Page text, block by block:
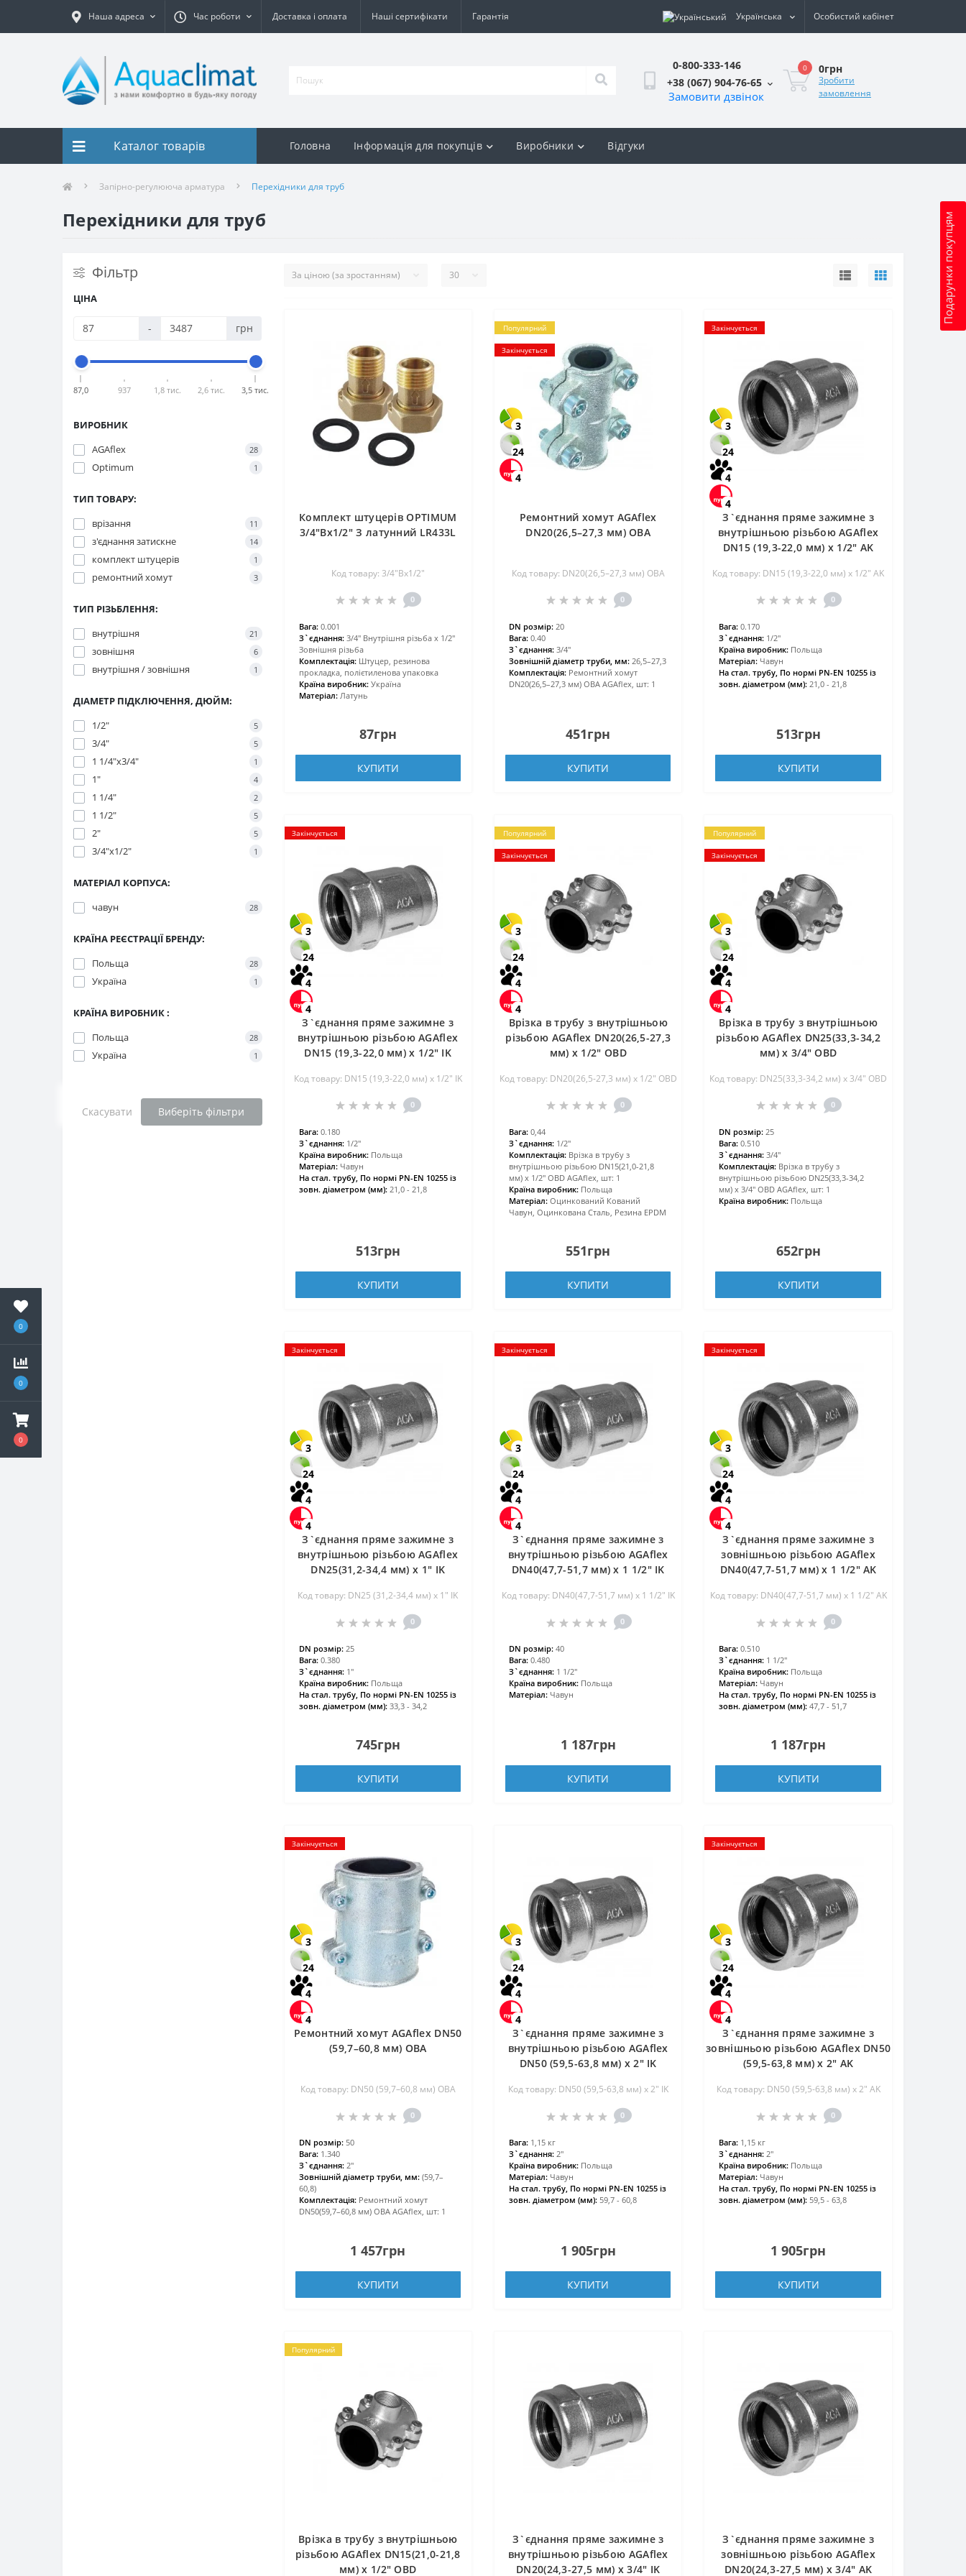
0
0
0
Наша адреса Час роботи Доставка і оплата Наші сертифікати Гарантія Українська Особистий кабінет
0-800-333-146
+38 (067) 904-76-65
Замовити дзвінок
0 0грн
Зробити
замовлення
Подарунки покупцям
Каталог товарів Головна Інформація для покупців Виробники Відгуки
Запірно-регулююча арматура Перехідники для труб
Перехідники для труб
Фільтр
ЦІНА
- грн
87,0 937 1,8 тис. 2,6 тис. 3,5 тис.
ВИРОБНИК
AGAflex
28
Optimum 1
ТИП ТОВАРУ:
врізання
11
з'єднання затискне 14
комплект штуцерів 1
ремонтний хомут 3
ТИП РІЗЬБЛЕННЯ:
внутрішня
21
зовнішня 6
внутрішня / зовнішня 1
ДІАМЕТР ПІДКЛЮЧЕННЯ, ДЮЙМ:
1/2″
5
3/4″ 5
1 1/4″х3/4″ 1
1″ 4
1 1/4″ 2
1 1/2″ 5
2″ 5
3/4″x1/2″ 1
МАТЕРІАЛ КОРПУСА:
чавун
28
КРАЇНА РЕЄСТРАЦІЇ БРЕНДУ:
Польща
28
Україна 1
КРАЇНА ВИРОБНИК :
Польща
28
Україна 1
Скасувати Виберіть фільтри
Комплект штуцерів OPTIMUM
3/4″Вх1/2″ З латунний LR433L
Код товару: 3/4″Вх1/2″
0
Вага: 0.001
З`єднання: 3/4″ Внутрішня різьба х 1/2″
Зовнішня різьба
Комплектація: Штуцер, резинова
прокладка, полієтиленова упаковка
Країна виробник: Україна
Матеріал: Латунь
87грн
КУПИТИ
Популярний
Закінчується
3
24
4
Ремонтний хомут AGAflex
DN20(26,5–27,3 мм) OBA
Код товару: DN20(26,5–27,3 мм) OBA
0
DN розмір: 20
Вага: 0.40
З`єднання: 3/4″
Зовнішній діаметр труби, мм: 26,5–27,3
Комплектація: Ремонтний хомут
DN20(26,5–27,3 мм) OBA AGAflex, шт: 1
451грн
КУПИТИ
Закінчується
3
24
4
4
З`єднання пряме зажимне з
внутрішньою різьбою AGAflex
DN15 (19,3-22,0 мм) х 1/2″ AK
Код товару: DN15 (19,3-22,0 мм) х 1/2″ AK
0
Вага: 0.170
З`єднання: 1/2″
Країна виробник: Польща
Матеріал: Чавун
На стал. трубу, По нормі PN-EN 10255 із
зовн. діаметром (мм): 21,0 - 21,8
513грн
КУПИТИ
Закінчується
3
24
4
4
З`єднання пряме зажимне з
внутрішньою різьбою AGAflex
DN15 (19,3-22,0 мм) х 1/2″ IK
Код товару: DN15 (19,3-22,0 мм) х 1/2″ IK
0
Вага: 0.180
З`єднання: 1/2″
Країна виробник: Польща
Матеріал: Чавун
На стал. трубу, По нормі PN-EN 10255 із
зовн. діаметром (мм): 21,0 - 21,8
513грн
КУПИТИ
Популярний
Закінчується
3
24
4
4
Врізка в трубу з внутрішньою
різьбою AGAflex DN20(26,5-27,3
мм) х 1/2″ OBD
Код товару: DN20(26,5-27,3 мм) х 1/2″ OBD
0
Вага: 0,44
З`єднання: 1/2″
Комплектація: Врізка в трубу з
внутрішньою різьбою DN15(21,0-21,8
мм) х 1/2″ OBD AGAflex, шт: 1
Країна виробник: Польща
Матеріал: Оцинкований Кований
Чавун, Оцинкована Сталь, Резина EPDM
551грн
КУПИТИ
Популярний
Закінчується
3
24
4
4
Врізка в трубу з внутрішньою
різьбою AGAflex DN25(33,3-34,2
мм) х 3/4″ OBD
Код товару: DN25(33,3-34,2 мм) х 3/4″ OBD
0
DN розмір: 25
Вага: 0.510
З`єднання: 3/4″
Комплектація: Врізка в трубу з
внутрішньою різьбою DN25(33,3-34,2
мм) х 3/4″ OBD AGAflex, шт: 1
Країна виробник: Польща
652грн
КУПИТИ
Закінчується
3
24
4
4
З`єднання пряме зажимне з
внутрішньою різьбою AGAflex
DN25(31,2-34,4 мм) х 1″ IK
Код товару: DN25 (31,2-34,4 мм) х 1″ IK
0
DN розмір: 25
Вага: 0.380
З`єднання: 1″
Країна виробник: Польща
На стал. трубу, По нормі PN-EN 10255 із
зовн. діаметром (мм): 33,3 - 34,2
745грн
КУПИТИ
Закінчується
3
24
4
4
З`єднання пряме зажимне з
внутрішньою різьбою AGAflex
DN40(47,7-51,7 мм) х 1 1/2″ IK
Код товару: DN40(47,7-51,7 мм) х 1 1/2″ IK
0
DN розмір: 40
Вага: 0.480
З`єднання: 1 1/2″
Країна виробник: Польща
Матеріал: Чавун
1 187грн
КУПИТИ
Закінчується
3
24
4
4
З`єднання пряме зажимне з
зовнішньою різьбою AGAflex
DN40(47,7-51,7 мм) х 1 1/2″ AK
Код товару: DN40(47,7-51,7 мм) х 1 1/2″ AK
0
Вага: 0.510
З`єднання: 1 1/2″
Країна виробник: Польща
Матеріал: Чавун
На стал. трубу, По нормі PN-EN 10255 із
зовн. діаметром (мм): 47,7 - 51,7
1 187грн
КУПИТИ
Закінчується
3
24
4
4
Ремонтний хомут AGAflex DN50
(59,7–60,8 мм) OBA
Код товару: DN50 (59,7–60,8 мм) OBA
0
DN розмір: 50
Вага: 1.340
З`єднання: 2″
Зовнішній діаметр труби, мм: (59,7–
60,8)
Комплектація: Ремонтний хомут
DN50(59,7–60,8 мм) OBA AGAflex, шт: 1
1 457грн
КУПИТИ
3
24
4
4
З`єднання пряме зажимне з
внутрішньою різьбою AGAflex
DN50 (59,5-63,8 мм) х 2″ IK
Код товару: DN50 (59,5-63,8 мм) х 2″ IK
0
Вага: 1,15 кг
З`єднання: 2″
Країна виробник: Польща
Матеріал: Чавун
На стал. трубу, По нормі PN-EN 10255 із
зовн. діаметром (мм): 59,7 - 60,8
1 905грн
КУПИТИ
Закінчується
3
24
4
4
З`єднання пряме зажимне з
зовнішньою різьбою AGAflex DN50
(59,5-63,8 мм) х 2″ AK
Код товару: DN50 (59,5-63,8 мм) х 2″ AK
0
Вага: 1,15 кг
З`єднання: 2″
Країна виробник: Польща
Матеріал: Чавун
На стал. трубу, По нормі PN-EN 10255 із
зовн. діаметром (мм): 59,5 - 63,8
1 905грн
КУПИТИ
Популярний
Врізка в трубу з внутрішньою
різьбою AGAflex DN15(21,0-21,8
мм) х 1/2″ OBD
З`єднання пряме зажимне з
внутрішньою різьбою AGAflex
DN20(24,3-27,5 мм) х 3/4″ IK
З`єднання пряме зажимне з
зовнішньою різьбою AGAflex
DN20(24,3-27,5 мм) х 3/4″ AK